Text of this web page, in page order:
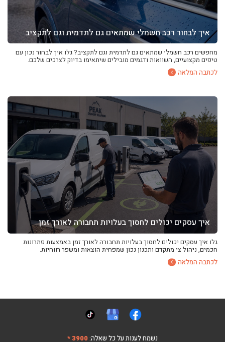
איך לבחור רכב חשמלי שמתאים גם לתדמית וגם לתקציב
מחפשים רכב חשמלי שמתאים גם לתדמית וגם לתקציב? גלו איך לבחור נכון עם
טיפים מקצועיים, השוואות ודגמים מובילים שיתאימו בדיוק לצרכים שלכם.
לכתבה המלאה
איך עסקים יכולים לחסוך בעלויות תחבורה לאורך זמן
גלו איך עסקים יכולים לחסוך בעלויות תחבורה לאורך זמן באמצעות פתרונות
חכמים, ניהול צי מתקדם ותכנון נכון שמפחית הוצאות ומשפר רווחיות.
לכתבה המלאה
נשמח לענות על כל שאלה:3900 *